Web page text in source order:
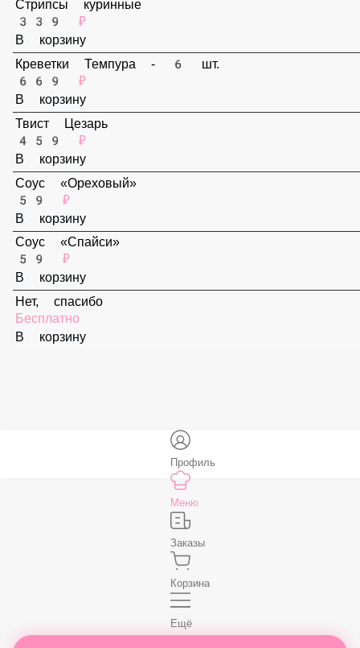
В корзину
Стрипсы куринные
339 ₽
В корзину
Креветки Темпура - 6 шт.
669 ₽
В корзину
Твист Цезарь
459 ₽
В корзину
Соус «Ореховый»
59 ₽
В корзину
Соус «Спайси»
59 ₽
В корзину
Профиль
Меню
Заказы